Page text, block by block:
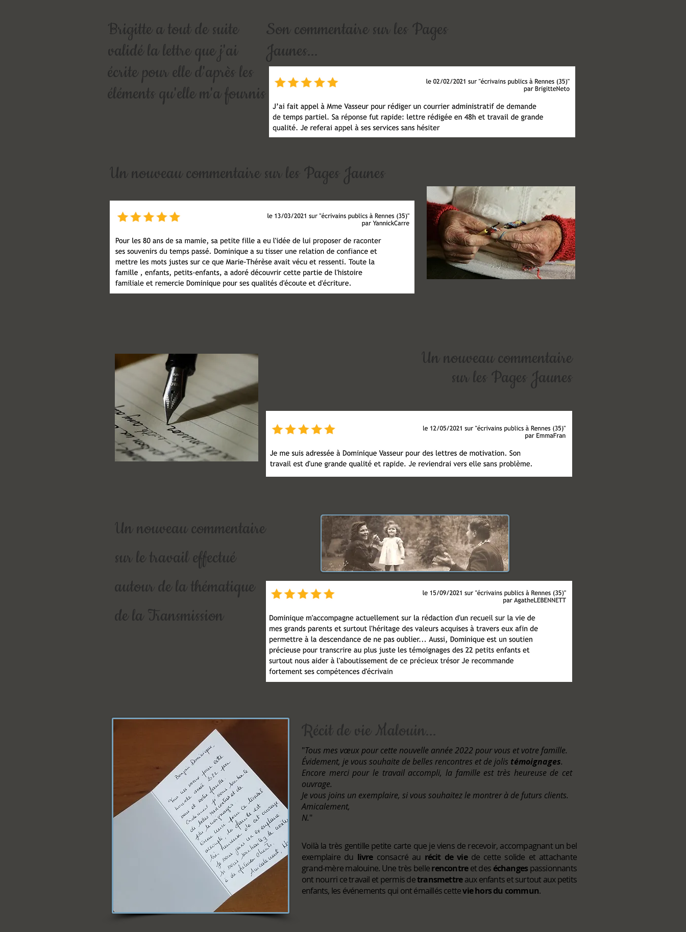
Brigitte a tout de suite
validé la lettre que j'ai
écrite pour elle d'après les
éléments qu'elle m'a fournis
Son commentaire sur les Pages
Jaunes...
Un nouveau commentaire sur les Pages Jaunes
Un nouveau commentaire
sur les Pages Jaunes
Un nouveau commentaire
sur le travail effectué
autour de la thématique
de la Transmission
Récit de vie Malouin...
"Tous mes vœux pour cette nouvelle année 2022 pour vous et votre famille.
Évidement, je vous souhaite de belles rencontres et de jolis témoignages.
Encore merci pour le travail accompli, la famille est très heureuse de cet
ouvrage.
Je vous joins un exemplaire, si vous souhaitez le montrer à de futurs clients.
Amicalement,
N."
Voilà la très gentille petite carte que je viens de recevoir, accompagnant un bel
exemplaire du livreconsacré au récit de viede cette solide et attachante
grand-mère malouine. Une très bellerencontreet des échanges passionnants
ont nourri ce travail et permis detransmettreaux enfants et surtout aux petits
enfants, les événements qui ont émaillés cettevie hors du commun.